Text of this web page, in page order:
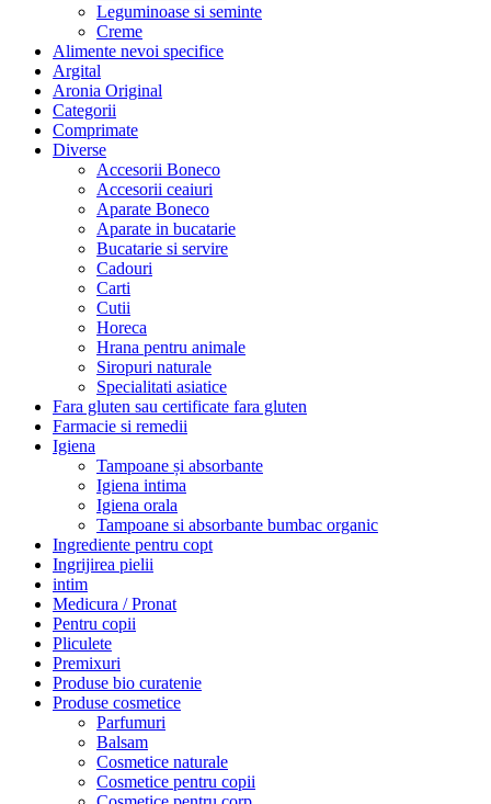
Leguminoase si seminte
Creme
Alimente nevoi specifice
Argital
Aronia Original
Categorii
Comprimate
Diverse
Accesorii Boneco
Accesorii ceaiuri
Aparate Boneco
Aparate in bucatarie
Bucatarie si servire
Cadouri
Carti
Cutii
Horeca
Hrana pentru animale
Siropuri naturale
Specialitati asiatice
Fara gluten sau certificate fara gluten
Farmacie si remedii
Igiena
Tampoane și absorbante
Igiena intima
Igiena orala
Tampoane si absorbante bumbac organic
Ingrediente pentru copt
Ingrijirea pielii
intim
Medicura / Pronat
Pentru copii
Pliculete
Premixuri
Produse bio curatenie
Produse cosmetice
Parfumuri
Balsam
Cosmetice naturale
Cosmetice pentru copii